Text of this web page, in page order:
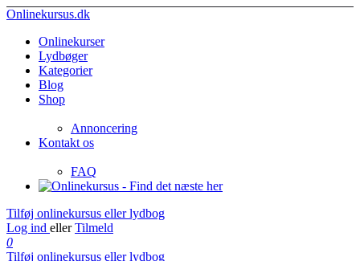
Onlinekursus.dk
Onlinekurser
Lydbøger
Kategorier
Blog
Shop
Annoncering
Kontakt os
FAQ
Tilføj onlinekursus eller lydbog
Log ind eller Tilmeld
0
Tilføj onlinekursus eller lydbog